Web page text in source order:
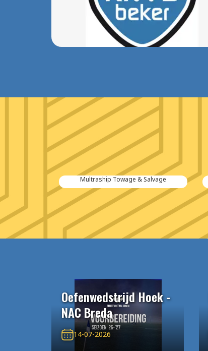
Multraship Towage & Salvage
Oefenwedstrijd Hoek -
NAC Breda
14-07-2026